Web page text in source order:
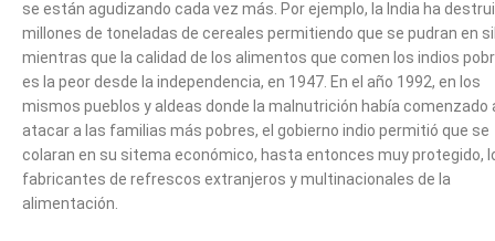
se están agudizando cada vez más. Por ejemplo, la India ha
millones de toneladas de cereales permitiendo que se pudran en
mientras que la calidad de los alimentos que comen los indios
es la peor desde la independencia, en 1947. En el año 1992, en los
mismos pueblos y aldeas donde la malnutrición había comenzado
atacar a las familias más pobres, el gobierno indio permitió que se
colaran en su sitema económico, hasta entonces muy protegido,
fabricantes de refrescos extranjeros y multinacionales de la
alimentación.